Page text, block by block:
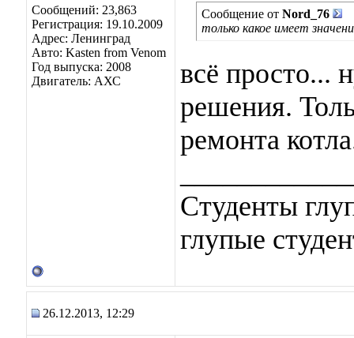
Сообщений: 23,863
Регистрация: 19.10.2009
Адрес: Ленинград
Авто: Kasten from Venom
Год выпуска: 2008
Двигатель: АХС
Сообщение от Nord_76
только какое имеет
всё просто...
решения.
ремонта
Студенты
глупые
26.12.2013, 12:29